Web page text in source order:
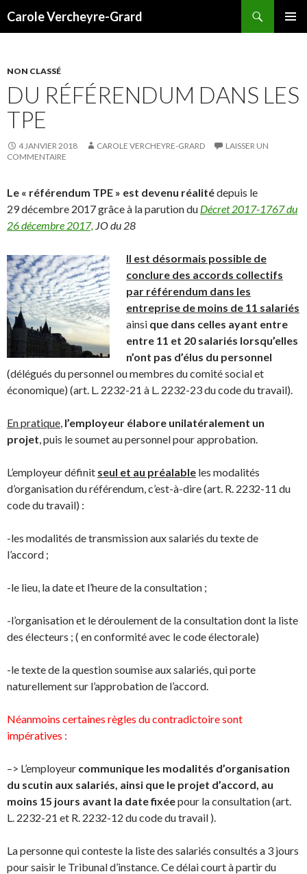
Carole Vercheyre-Grard
NON CLASSÉ
DU RÉFÉRENDUM DANS LES
TPE
4 JANVIER 2018 CAROLE VERCHEYRE-GRARD
LAISSER UN
COMMENTAIRE
Le « référendum TPE » est devenu réalitédepuis le
29 décembre 2017 grâce à la parution du Décret 2017-1767 du
26 décembre 2017, JO du 28
Il est désormais possible de
conclure des accords collectifs
par référendum dans les
entreprise de moins de 11 salariés
ainsi que dans celles ayant entre
entre 11 et 20 salariés lorsqu’elles
n’ont pas d’élus du personnel
(délégués du personnel ou membres du comité social et
économique) (art. L. 2232-21 à L. 2232-23 du code du travail).
En pratique, l’employeur élabore unilatéralement un
projet, puis le soumet au personnel pour approbation.
L’employeur définit seul et au préalable les modalités
d’organisation du référendum, c’est-à-dire (art. R. 2232-11 du
code du travail) :
-les modalités de transmission aux salariés du texte de
l’accord ;
-le lieu, la date et l’heure de la consultation ;
-l’organisation et le déroulement de la consultation dont la liste
des électeurs ; ( en conformité avec le code électorale)
-le texte de la question soumise aux salariés, qui porte
naturellement sur l’approbation de l’accord.
Néanmoins certaines règles du contradictoire sont
impératives :
–> L’employeur communique les modalités d’organisation
du scutin aux salariés, ainsi que le projet d’accord, au
moins 15 jours avant la date fixéepour la consultation (art.
L. 2232-21 et R. 2232-12 du code du travail ).
La personne qui conteste la liste des salariés consultés a 3 jours
pour saisir le Tribunal d’instance. Ce délai court à partir du